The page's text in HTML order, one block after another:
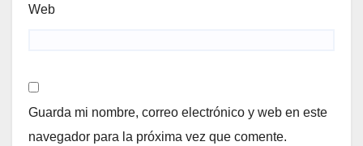
Web
Guarda mi nombre, correo electrónico y web en este
navegador para la próxima vez que comente.